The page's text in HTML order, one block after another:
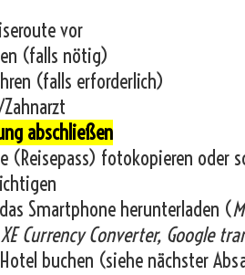
vor
(falls nötig)
(falls erforderlich)
abschließen
(Reisepass) fotokopieren oder
Smartphone herunterladen (
Currency Converter, Google
buchen (siehe nächster